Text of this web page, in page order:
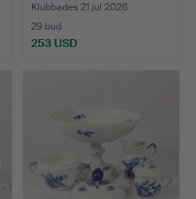
Klubbades 21 jul 2026
29 bud
253 USD